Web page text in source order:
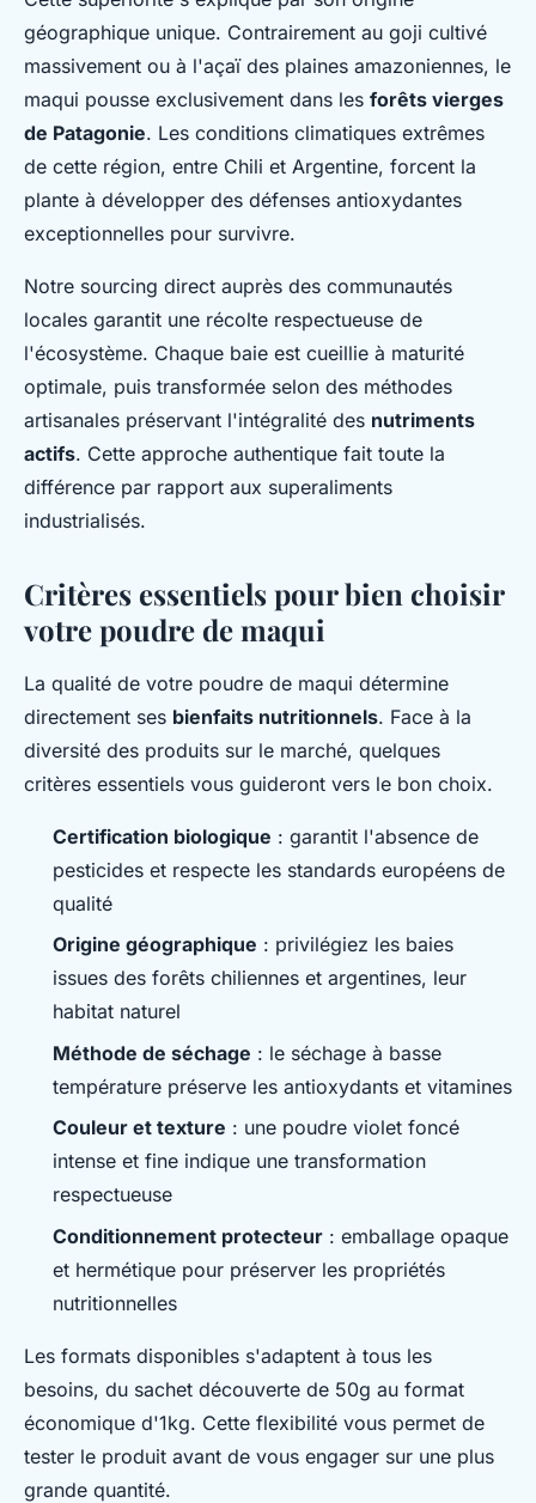
géographique unique. Contrairement au goji cultivé
massivement ou à l'açaï des plaines amazoniennes, le
maqui pousse exclusivement dans les forêts vierges
de Patagonie. Les conditions climatiques extrêmes
de cette région, entre Chili et Argentine, forcent la
plante à développer des défenses antioxydantes
exceptionnelles pour survivre.
Notre sourcing direct auprès des communautés
locales garantit une récolte respectueuse de
l'écosystème. Chaque baie est cueillie à maturité
optimale, puis transformée selon des méthodes
artisanales préservant l'intégralité des nutriments
actifs. Cette approche authentique fait toute la
différence par rapport aux superaliments
industrialisés.
Critères essentiels pour bien choisir
votre poudre de maqui
La qualité de votre poudre de maqui détermine
directement ses bienfaits nutritionnels. Face à la
diversité des produits sur le marché, quelques
critères essentiels vous guideront vers le bon choix.
Certification biologique : garantit l'absence de
pesticides et respecte les standards européens de
qualité
Origine géographique : privilégiez les baies
issues des forêts chiliennes et argentines, leur
habitat naturel
Méthode de séchage : le séchage à basse
température préserve les antioxydants et vitamines
Couleur et texture : une poudre violet foncé
intense et fine indique une transformation
respectueuse
Conditionnement protecteur : emballage opaque
et hermétique pour préserver les propriétés
nutritionnelles
Les formats disponibles s'adaptent à tous les
besoins, du sachet découverte de 50g au format
économique d'1kg. Cette flexibilité vous permet de
tester le produit avant de vous engager sur une plus
grande quantité.